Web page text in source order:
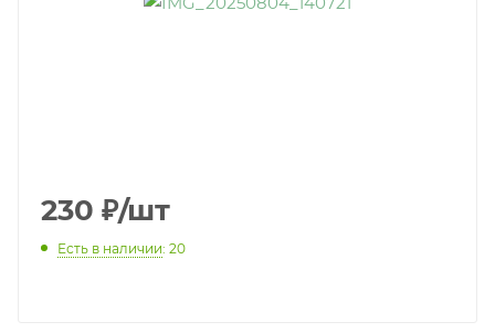
230 ₽/шт
Есть в наличии: 20